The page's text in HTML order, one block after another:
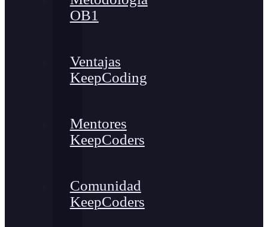
OB1
Ventajas
KeepCoding
Mentores
KeepCoders
Comunidad
KeepCoders